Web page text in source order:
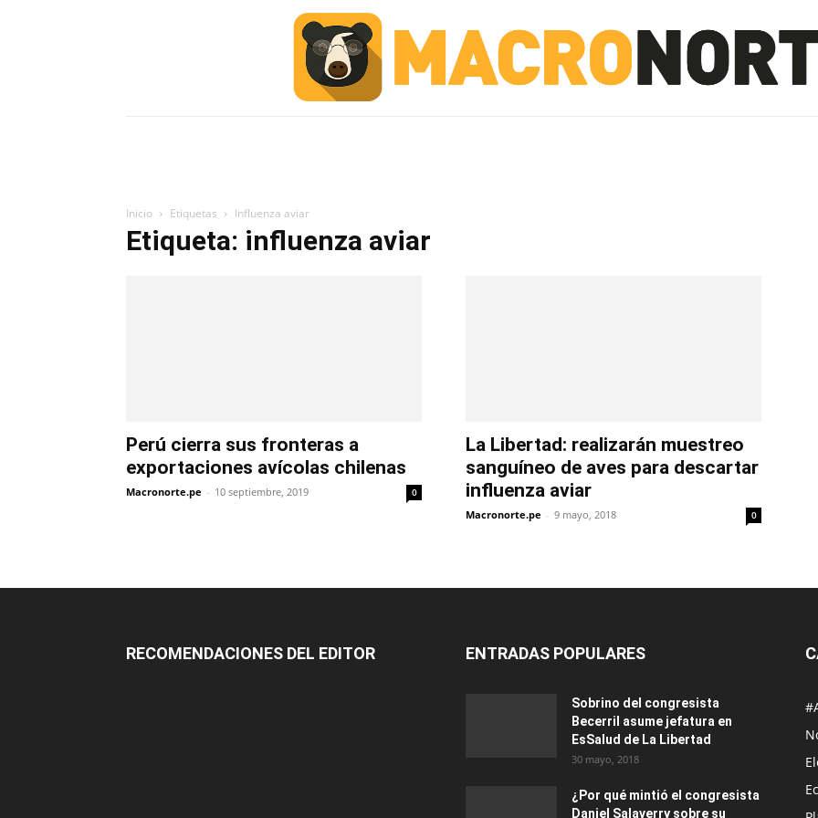
Inicio Etiquetas Influenza aviar
Etiqueta: influenza aviar
Perú cierra sus fronteras a
exportaciones avícolas chilenas
Macronorte.pe - 10 septiembre, 2019 0
La Libertad: realizarán muestreo
sanguíneo de aves para descartar
influenza aviar
Macronorte.pe - 9 mayo, 2018 0
RECOMENDACIONES DEL EDITOR ENTRADAS POPULARES
Sobrino del congresista
Becerril asume jefatura en
EsSalud de La Libertad
30 mayo, 2018
¿Por qué mintió el congresista
Daniel Salaverry sobre su